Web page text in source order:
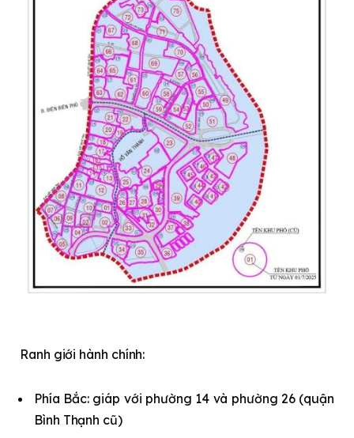
Ranh giới hành chính:
Phía Bắc: giáp với phường 14 và phường 26 (quận
Bình Thạnh cũ)